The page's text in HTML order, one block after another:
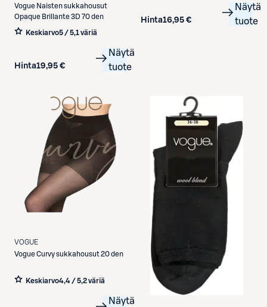
Vogue Naisten sukkahousut
Opaque Brillante 3D 70 den
Keskiarvo5 / 5,1 väriä
Hinta19,95 €
Näytä
tuote
Hinta16,95 €
Näytä
tuote
VOGUE
VogueCurvy sukkahousut 20 den
Keskiarvo4,4 / 5,2 väriä
Näytä